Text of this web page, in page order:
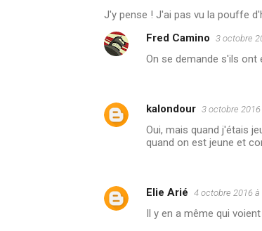
J'y pense ! J'ai pas vu la pouffe
Fred Camino 3 octobre
On se demande s'ils ont
kalondour 3 octobre
Oui, mais quand j'étais
quand on est jeune et
Elie Arié 4 octobre 2016 à
Il y en a même qui